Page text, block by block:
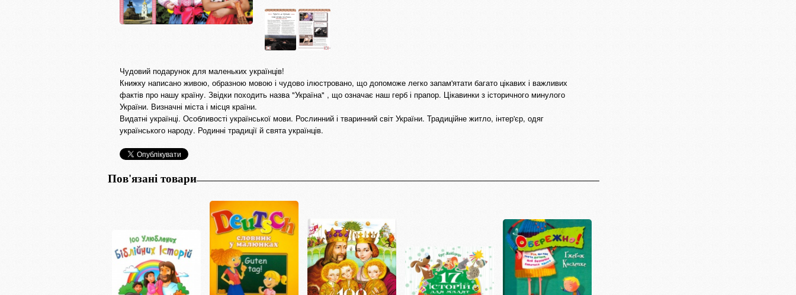
Чудовий подарунок для маленьких українців!
Книжку написано живою, образною мовою і чудово ілюстровано, що допоможе легко запам'ятати багато цікавих і важливих
фактів про нашу країну. Звідки походить назва "Україна" , що означає наш герб і прапор. Цікавинки з історичного минулого
України. Визначні міста і місця країни.
Видатні українці. Особливості української мови. Рослинний і тваринний світ України. Традиційне житло, інтер'єр, одяг
українського народу. Родинні традиції й свята українців.
Пов'язані товари